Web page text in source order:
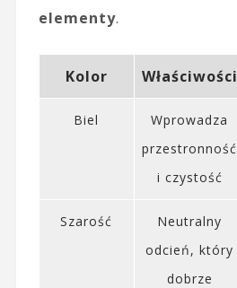
elementy.
Kolor Właściwości
Biel
Wprowadza
przestronność
i czystość
Szarość
Neutralny
odcień, który
dobrze